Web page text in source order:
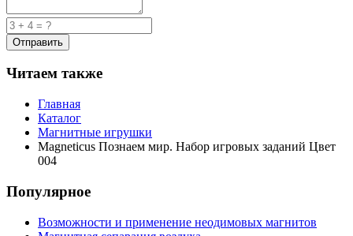
Читаем также
Главная
Каталог
Магнитные игрушки
Magneticus Познаем мир. Набор игровых заданий Цвет
004
Популярное
Возможности и применение неодимовых магнитов